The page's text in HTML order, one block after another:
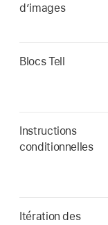
d’images
Blocs Tell
Instructions
conditionnelles
Itération des